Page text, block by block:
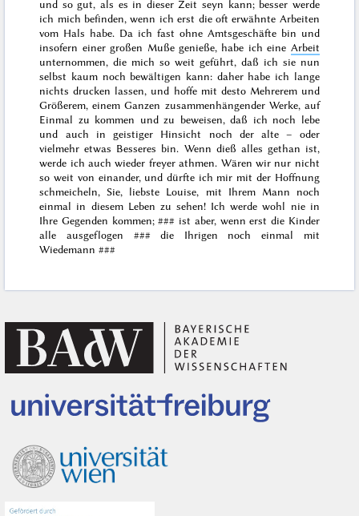
und so gut, als es in dieser Zeit seyn kann; besser werde
ich mich befinden, wenn ich erst die oft erwähnte Arbeiten
vom Hals habe. Da ich fast ohne Amtsgeschäfte bin und
insofern einer großen Muße genieße, habe ich eine Arbeit
unternommen, die mich so weit geführt, daß ich sie nun
selbst kaum noch bewältigen kann: daher habe ich lange
nichts drucken lassen, und hoffe mit desto Mehrerem und
Größerem, einem Ganzen zusammenhängender Werke, auf
Einmal zu kommen und zu beweisen, daß ich noch lebe
und auch in geistiger Hinsicht noch der alte – oder
vielmehr etwas Besseres bin. Wenn dieß alles gethan ist,
werde ich auch wieder freyer athmen. Wären wir nur nicht
so weit von einander, und dürfte ich mir mit der Hoffnung
schmeicheln, Sie, liebste Louise, mit Ihrem Mann noch
einmal in diesem Leben zu sehen! Ich werde wohl nie in
Ihre Gegenden kommen;### ist aber, wenn erst die Kinder
alle ausgeflogen ###die Ihrigen noch einmal mit
Wiedemann###